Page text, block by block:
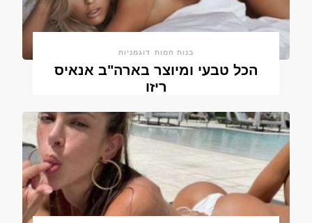
בנות חמות דוגמניות
הכל טבעי ומיוצר בארה"ב אנאיס
ריזו